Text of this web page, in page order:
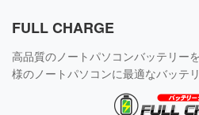
FULL CHARGE
高品質のノートパソコンバッテリー
様のノートパソコンに最適なバッテ